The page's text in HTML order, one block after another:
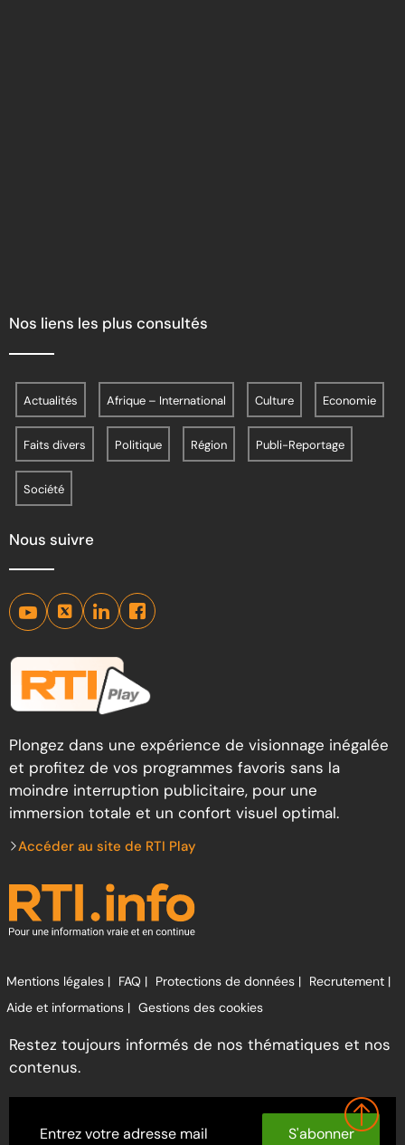
Nos liens les plus consultés
Actualités Afrique – International Culture Economie
Faits divers Politique Région Publi-Reportage
Société
Nous suivre
Plongez dans une expérience de visionnage inégalée
et profitez de vos programmes favoris sans la
moindre interruption publicitaire, pour une
immersion totale et un confort visuel optimal.
Accéder au site de RTI Play
Mentions légales | FAQ | Protections de données | Recrutement |
Aide et informations | Gestions des cookies
Restez toujours informés de nos thématiques et nos
contenus.
S'abonner